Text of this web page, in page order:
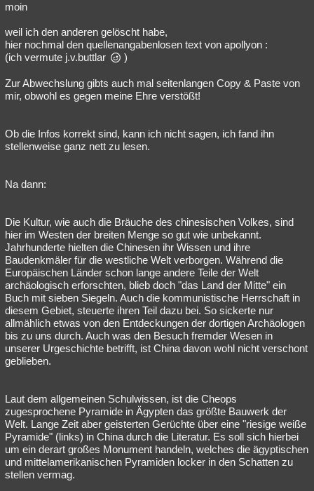
moin
weil ich den anderen gelöscht habe,
hier nochmal den quellenangabenlosen text von apollyon :
(ich vermute j.v.buttlar
)
Zur Abwechslung gibts auch mal seitenlangen Copy & Paste von
mir, obwohl es gegen meine Ehre verstößt!
Ob die Infos korrekt sind, kann ich nicht sagen, ich fand ihn
stellenweise ganz nett zu lesen.
Na dann:
Die Kultur, wie auch die Bräuche des chinesischen Volkes, sind
hier im Westen der breiten Menge so gut wie unbekannt.
Jahrhunderte hielten die Chinesen ihr Wissen und ihre
Baudenkmäler für die westliche Welt verborgen. Während die
Europäischen Länder schon lange andere Teile der Welt
archäologisch erforschten, blieb doch "das Land der Mitte" ein
Buch mit sieben Siegeln. Auch die kommunistische Herrschaft in
diesem Gebiet, steuerte ihren Teil dazu bei. So sickerte nur
allmählich etwas von den Entdeckungen der dortigen Archäologen
bis zu uns durch. Auch was den Besuch fremder Wesen in
unserer Urgeschichte betrifft, ist China davon wohl nicht verschont
geblieben.
Laut dem allgemeinen Schulwissen, ist die Cheops
zugesprochene Pyramide in Ägypten das größte Bauwerk der
Welt. Lange Zeit aber geisterten Gerüchte über eine "riesige weiße
Pyramide" (links) in China durch die Literatur. Es soll sich hierbei
um ein derart großes Monument handeln, welches die ägyptischen
und mittelamerikanischen Pyramiden locker in den Schatten zu
stellen vermag.